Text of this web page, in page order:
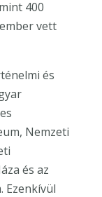
400
vett
és
Nemzeti
és az
Ezenkívül